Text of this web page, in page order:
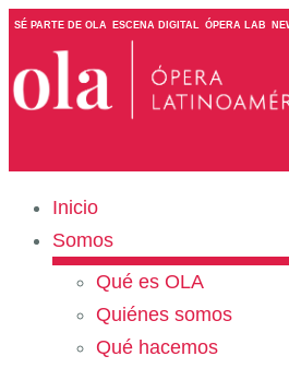
SÉ PARTE DE OLA ESCENA DIGITAL ÓPERA LAB
Inicio
Somos
Qué es OLA
Quiénes somos
Qué hacemos